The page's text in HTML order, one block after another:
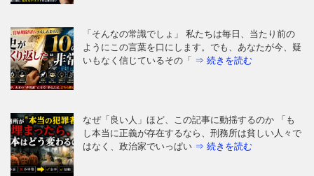
「そんなの常識でしょ」 私たちは毎日、当たり前の
ようにこの言葉を口にします。でも、あなたが今、疑
いもなく信じているその「 ⇒ 続きを読む
なぜ「良い人」ほど、この記事に動揺するのか 「も
し本当に正義が存在するなら、刑務所は貧しい人々で
はなく、政治家でいっぱい ⇒ 続きを読む